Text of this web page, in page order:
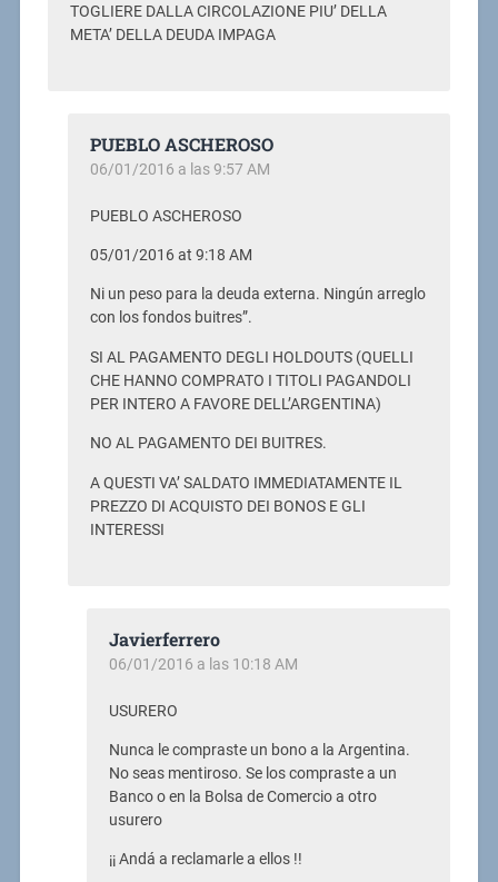
TOGLIERE DALLA CIRCOLAZIONE PIU’ DELLA
META’ DELLA DEUDA IMPAGA
PUEBLO ASCHEROSO
06/01/2016 a las 9:57 AM
PUEBLO ASCHEROSO
05/01/2016 at 9:18 AM
Ni un peso para la deuda externa. Ningún arreglo
con los fondos buitres”.
SI AL PAGAMENTO DEGLI HOLDOUTS (QUELLI
CHE HANNO COMPRATO I TITOLI PAGANDOLI
PER INTERO A FAVORE DELL’ARGENTINA)
NO AL PAGAMENTO DEI BUITRES.
A QUESTI VA’ SALDATO IMMEDIATAMENTE IL
PREZZO DI ACQUISTO DEI BONOS E GLI
INTERESSI
Javierferrero
06/01/2016 a las 10:18 AM
USURERO
Nunca le compraste un bono a la Argentina.
No seas mentiroso. Se los compraste a un
Banco o en la Bolsa de Comercio a otro
usurero
¡¡ Andá a reclamarle a ellos !!